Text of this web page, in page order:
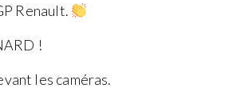
Renault.
!
les caméras.